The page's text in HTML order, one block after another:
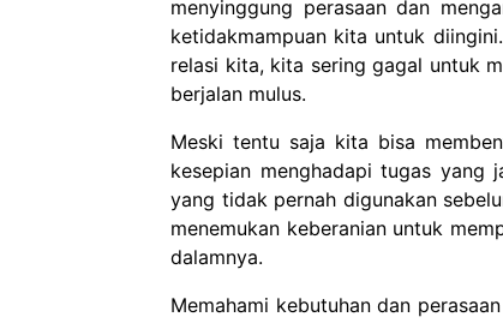
menyinggung perasaan dan
ketidakmampuan kita untuk
relasi kita, kita sering gagal untuk
berjalan mulus.
Meski tentu saja kita bisa
kesepian menghadapi tugas
yang tidak pernah digunakan
menemukan keberanian untuk
dalamnya.
Memahami kebutuhan dan